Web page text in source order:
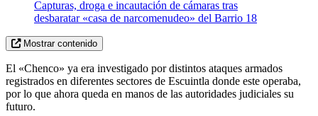
Capturas, droga e incautación de cámaras tras
desbaratar «casa de narcomenudeo» del Barrio 18
Mostrar contenido
El «Chenco» ya era investigado por distintos ataques armados
registrados en diferentes sectores de Escuintla donde este operaba,
por lo que ahora queda en manos de las autoridades judiciales su
futuro.